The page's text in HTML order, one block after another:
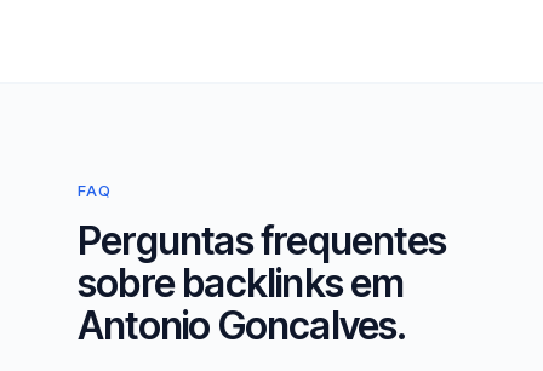
FAQ
Perguntas frequentes
sobre backlinks em
Antonio Goncalves.